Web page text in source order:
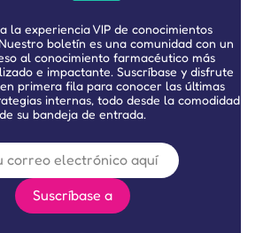
la experiencia VIP de conocimientos
boletín es una comunidad con un
al conocimiento farmacéutico más
e impactante. Suscríbase y disfrute
primera fila para conocer las últimas
internas, todo desde la comodidad
de su bandeja de entrada.